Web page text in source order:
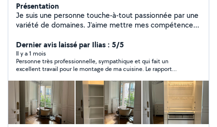
Présentation
Je suis une personne touche-à-tout passionnée par une
variété de domaines. J'aime mettre mes compétences
aide à la pose de cuisine : je me suis spécialisé dans le
montage de meubles, même les plus complexes. Je suis
capable de suivre des instructions détaillées pour le
montage et aider à réaliser des aménagements de
cuisine (complets ou partiels). 2. Montage vidéo : avec
une expérience dans la création et l'édition de vidéos
pour des projets personnels ou professionnels, je suis
capable de donner vie à vos projets audiovisuels. 3.
Autres compétences : restauration à domicile (pour des
Dernier avis laissé par Ilias : 5/5
Il y a 1 mois
​Personne très professionnelle, sympathique et qui fait un
excellent travail pour le montage de ma cuisine. Le rapport
yeux fermés.